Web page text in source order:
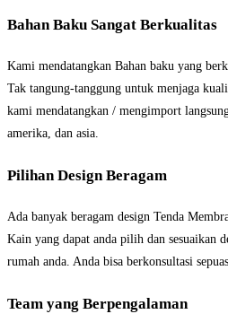
Bahan Baku Sangat Berkualitas
Kami mendatangkan Bahan baku yang
Tak tangung-tanggung untuk menjaga
kami mendatangkan / mengimport
amerika, dan asia.
Pilihan Design Beragam
Ada banyak beragam design Tenda
Kain yang dapat anda pilih dan sesuaikan
rumah anda. Anda bisa berkonsultasi
Team yang Berpengalaman